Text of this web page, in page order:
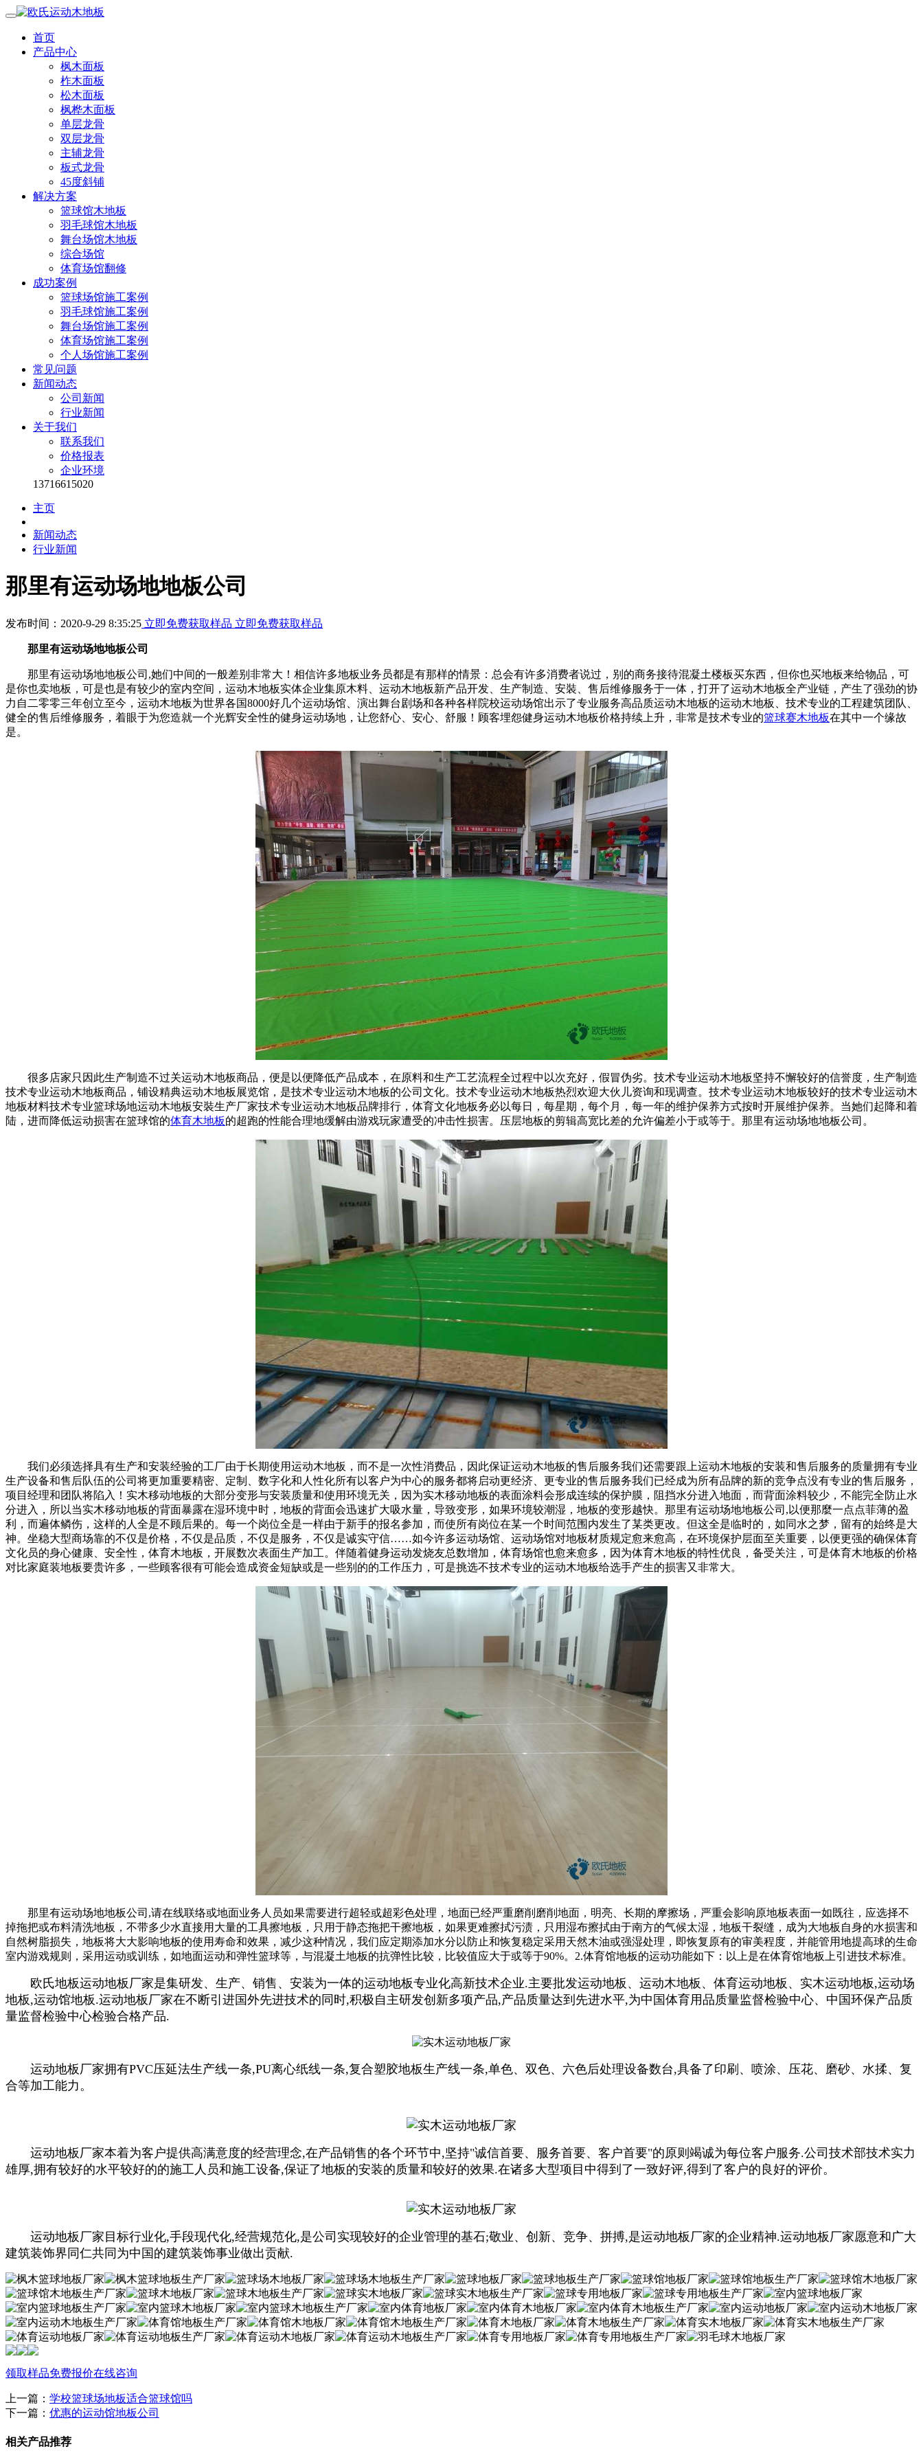
首页
产品中心
枫木面板
柞木面板
松木面板
枫桦木面板
单层龙骨
双层龙骨
主辅龙骨
板式龙骨
45度斜铺
解决方案
篮球馆木地板
羽毛球馆木地板
舞台场馆木地板
综合场馆
体育场馆翻修
成功案例
篮球场馆施工案例
羽毛球馆施工案例
舞台场馆施工案例
体育场馆施工案例
个人场馆施工案例
常见问题
新闻动态
公司新闻
行业新闻
关于我们
联系我们
价格报表
企业环境
13716615020
主页
新闻动态
行业新闻
那里有运动场地地板公司
发布时间：2020-9-29 8:35:25 立即免费获取样品 立即免费获取样品
那里有运动场地地板公司
那里有运动场地地板公司,她们中间的一般差别非常大！相信许多地板业务员都是有那样的情景：总会有许多消费者说过，别的商务接待混凝土楼板买东西，但你也买地板来给物品，可
是你也卖地板，可是也是有较少的室内空间，运动木地板实体企业集原木料、运动木地板新产品开发、生产制造、安裝、售后维修服务于一体，打开了运动木地板全产业链，产生了强劲的协
力自二零零三年创立至今，运动木地板为世界各国8000好几个运动场馆、演出舞台剧场和各种各样院校运动场馆出示了专业服务高品质运动木地板的运动木地板、技术专业的工程建筑团队、
健全的售后维修服务，着眼于为您造就一个光辉安全性的健身运动场地，让您舒心、安心、舒服！顾客埋怨健身运动木地板价格持续上升，非常是技术专业的篮球赛木地板在其中一个缘故
是。
很多店家只因此生产制造不过关运动木地板商品，便是以便降低产品成本，在原料和生产工艺流程全过程中以次充好，假冒伪劣。技术专业运动木地板坚持不懈较好的信誉度，生产制造
技术专业运动木地板商品，铺设精典运动木地板展览馆，是技术专业运动木地板的公司文化。技术专业运动木地板热烈欢迎大伙儿资询和现调查。技术专业运动木地板较好的技术专业运动木
地板材料技术专业篮球场地运动木地板安裝生产厂家技术专业运动木地板品牌排行，体育文化地板务必以每日，每星期，每个月，每一年的维护保养方式按时开展维护保养。当她们起降和着
陆，进而降低运动损害在篮球馆的体育木地板的超跑的性能合理地缓解由游戏玩家遭受的冲击性损害。压层地板的剪辑高宽比差的允许偏差小于或等于。那里有运动场地地板公司。
我们必须选择具有生产和安装经验的工厂由于长期使用运动木地板，而不是一次性消费品，因此保证运动木地板的售后服务我们还需要跟上运动木地板的安装和售后服务的质量拥有专业
生产设备和售后队伍的公司将更加重要精密、定制、数字化和人性化所有以客户为中心的服务都将启动更经济、更专业的售后服务我们已经成为所有品牌的新的竞争点没有专业的售后服务，
项目经理和团队将陷入！实木移动地板的大部分变形与安装质量和使用环境无关，因为实木移动地板的表面涂料会形成连续的保护膜，阻挡水分进入地面，而背面涂料较少，不能完全防止水
分进入，所以当实木移动地板的背面暴露在湿环境中时，地板的背面会迅速扩大吸水量，导致变形，如果环境较潮湿，地板的变形越快。那里有运动场地地板公司,以便那麼一点点菲薄的盈
利，而遍体鳞伤，这样的人全是不顾后果的。每一个岗位全是一样由于新手的报名参加，而使所有岗位在某一个时间范围内发生了某类更改。但这全是临时的，如同水之梦，留有的始终是大
神。坐稳大型商场靠的不仅是价格，不仅是品质，不仅是服务，不仅是诚实守信……如今许多运动场馆、运动场馆对地板材质规定愈来愈高，在环境保护层面至关重要，以便更强的确保体育
文化员的身心健康、安全性，体育木地板，开展数次表面生产加工。伴随着健身运动发烧友总数增加，体育场馆也愈来愈多，因为体育木地板的特性优良，备受关注，可是体育木地板的价格
对比家庭装地板要贵许多，一些顾客很有可能会造成资金短缺或是一些别的的工作压力，可是挑选不技术专业的运动木地板给选手产生的损害又非常大。
那里有运动场地地板公司,请在线联络或地面业务人员如果需要进行超轻或超彩色处理，地面已经严重磨削磨削地面，明亮、长期的摩擦场，严重会影响原地板表面一如既往，应选择不
掉拖把或布料清洗地板，不带多少水直接用大量的工具擦地板，只用于静态拖把干擦地板，如果更难擦拭污渍，只用湿布擦拭由于南方的气候太湿，地板干裂缝，成为大地板自身的水损害和
自然树脂损失，地板将大大影响地板的使用寿命和效果，减少这种情况，我们应定期添加水分以防止和恢复稳定采用天然木油或强湿处理，即恢复原有的审美程度，并能管用地提高球的生命
室内游戏规则，采用运动或训练，如地面运动和弹性篮球等，与混凝土地板的抗弹性比较，比较值应大于或等于90%。2.体育馆地板的运动功能如下：以上是在体育馆地板上引进技术标准。
欧氏地板运动地板厂家是集研发、生产、销售、安装为一体的运动地板专业化高新技术企业.主要批发运动地板、运动木地板、体育运动地板、实木运动地板,运动场
地板,运动馆地板.运动地板厂家在不断引进国外先进技术的同时,积极自主研发创新多项产品,产品质量达到先进水平,为中国体育用品质量监督检验中心、中国环保产品质
量监督检验中心检验合格产品.
运动地板厂家拥有PVC压延法生产线一条,PU离心纸线一条,复合塑胶地板生产线一条,单色、双色、六色后处理设备数台,具备了印刷、喷涂、压花、磨砂、水揉、复
合等加工能力。
运动地板厂家本着为客户提供高满意度的经营理念,在产品销售的各个环节中,坚持"诚信首要、服务首要、客户首要"的原则竭诚为每位客户服务.公司技术部技术实力
雄厚,拥有较好的水平较好的的施工人员和施工设备,保证了地板的安装的质量和较好的效果.在诸多大型项目中得到了一致好评,得到了客户的良好的评价。
运动地板厂家目标行业化,手段现代化,经营规范化,是公司实现较好的企业管理的基石;敬业、创新、竞争、拼搏,是运动地板厂家的企业精神.运动地板厂家愿意和广大
建筑装饰界同仁共同为中国的建筑装饰事业做出贡献.
领取样品免费报价在线咨询
上一篇： 学校篮球场地板适合篮球馆吗
下一篇： 优惠的运动馆地板公司
相关产品推荐